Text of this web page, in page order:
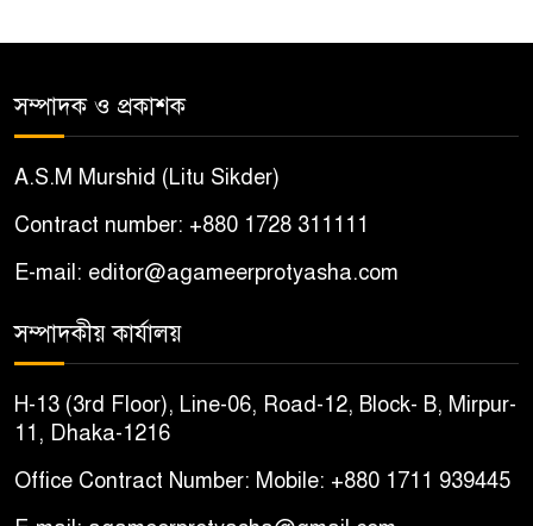
সম্পাদক ও প্রকাশক
A.S.M Murshid (Litu Sikder)
Contract number: +880 1728 311111
E-mail: editor@agameerprotyasha.com
সম্পাদকীয় কার্যালয়
H-13 (3rd Floor), Line-06, Road-12, Block- B, Mirpur-
11, Dhaka-1216
Office Contract Number: Mobile: +880 1711 939445